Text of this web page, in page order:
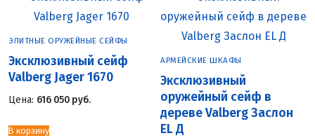
ЭЛИТНЫЕ ОРУЖЕЙНЫЕ СЕЙФЫ
Эксклюзивный сейф
Valberg Jager 1670
Цена: 616 050 руб.
В корзину
АРМЕЙСКИЕ ШКАФЫ
Эксклюзивный
оружейный сейф в
дереве Valberg Заслон
EL Д